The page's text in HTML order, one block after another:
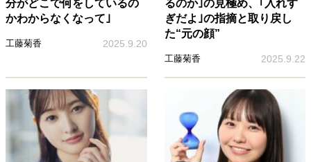
分がどこで何をしているの
かわからなくなって｣
工藤菊香 2025.9.20
るのか｣の見極め、｢入れす
ぎだよ｣の指摘と取り戻し
た“元の顔”
工藤菊香 2025.9.22